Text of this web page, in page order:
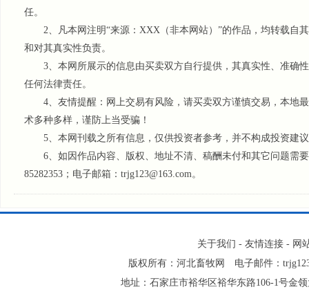
任。
2、凡本网注明“来源：XXX（非本网站）”的作品，均转载自
和对其真实性负责。
3、本网所展示的信息由买卖双方自行提供，其真实性、准确
任何法律责任。
4、友情提醒：网上交易有风险，请买卖双方谨慎交易，本地
术多种多样，谨防上当受骗！
5、本网刊载之所有信息，仅供投资者参考 ，并不构成投资建
6、如因作品内容、版权、地址不清、稿酬未付和其它问题需要
85282353；电子邮箱：trjg123@163.com。
关于我们 - 友情连接 - 网
版权所有：河北畜牧网 电子邮件：
地址：石家庄市裕华区裕华东路106-1号金领